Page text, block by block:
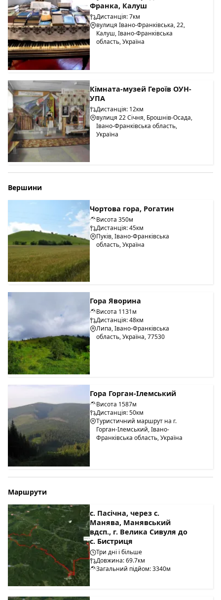
Франка, Калуш
Дистанція: 7км
вулиця Івано-Франківська, 22,
Калуш, Івано-Франківська
область, Україна
Кімната-музей Героїв ОУН-
УПА
Дистанція: 12км
вулиця 22 Січня, Брошнів-Осада,
Івано-Франківська область,
Україна
Вершини
Чортова гора, Рогатин
Висота 350м
Дистанція: 45км
Пуків, Івано-Франківська
область, Україна
Гора Яворина
Висота 1131м
Дистанція: 48км
Липа, Івано-Франківська
область, Україна, 77530
Гора Горган-Ілемський
Висота 1587м
Дистанція: 50км
Туристичний маршрут на г.
Горган-Ілемський, Івано-
Франківська область, Україна
Маршрути
с. Пасічна, через с.
Манява, Манявський
вдсп., г. Велика Сивуля до
с. Бистриця
Три дні і більше
Довжина: 69.7км
Загальний підйом: 3340м